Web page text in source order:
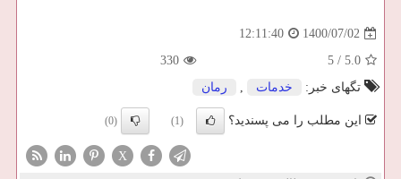
1400/07/02
12:11:40
5.0
/
5
330
تگهای خبر:
خدمات , رمان
این مطلب را می پسندید؟ (1)
(0)
X